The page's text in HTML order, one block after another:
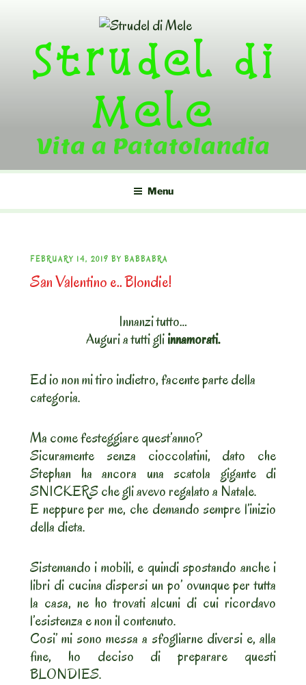
contentStrudel di
Mele
Vita a Patatolandia
Menu
POSTED
ON
FEBRUARY 14, 2019 BY BABBABRA
San Valentino e.. Blondie!
Innanzi tutto…
Auguri a tutti gliinnamorati.
Ed io non mi tiro indietro, facente parte della
categoria.
Ma come festeggiare quest’anno?
Sicuramente senza cioccolatini, dato che
Stephan ha ancora una scatola gigante di
SNICKERS che gli avevo regalato a Natale.
E neppure per me, che demando sempre l’inizio
della dieta.
Sistemando i mobili, e quindi spostando anche i
libri di cucina dispersi un po’ ovunque per tutta
la casa, ne ho trovati alcuni di cui ricordavo
l’esistenza e non il contenuto.
Cosi’ mi sono messa a sfogliarne diversi e, alla
fine, ho deciso di preparare questi
BLONDIES.